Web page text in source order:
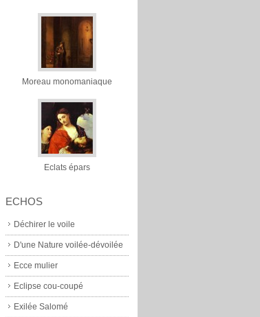
Moreau monomaniaque
Eclats épars
ECHOS
Déchirer le voile
D'une Nature voilée-dévoilée
Ecce mulier
Eclipse cou-coupé
Exilée Salomé